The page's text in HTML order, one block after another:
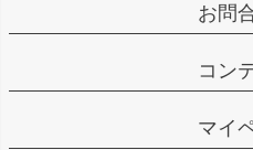
お問
コン
マイ